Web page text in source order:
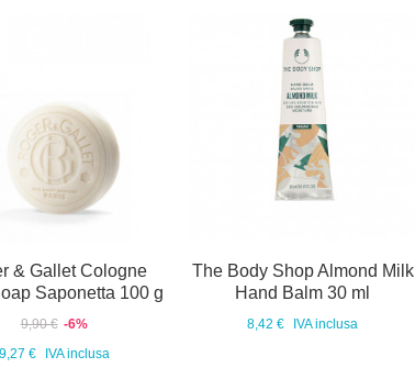
& Gallet Cologne
Saponetta 100 g
9,90 € -6%
9,27 €
IVA inclusa
The Body Shop Almond Milk
Hand Balm 30 ml
8,42 € IVA inclusa